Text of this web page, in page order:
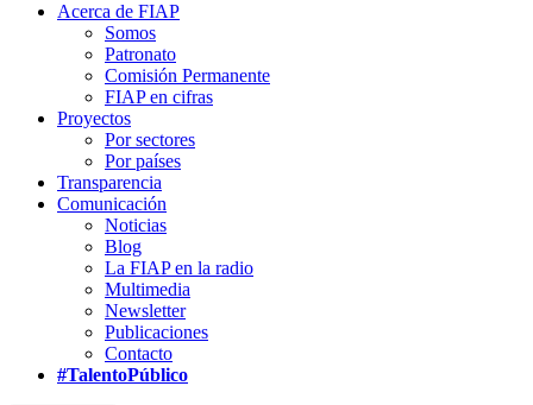
Acerca de FIAP
Somos
Patronato
Comisión Permanente
FIAP en cifras
Proyectos
Por sectores
Por países
Transparencia
Comunicación
Noticias
Blog
La FIAP en la radio
Multimedia
Newsletter
Publicaciones
Contacto
#TalentoPúblico